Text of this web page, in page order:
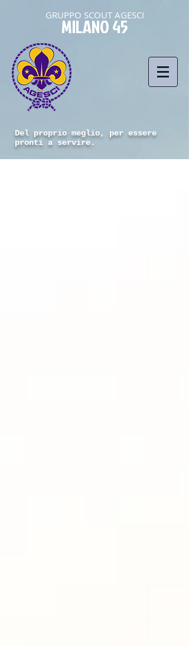
GRUPPO SCOUT AGESCI
MILANO 45
Del proprio meglio, per essere
pronti a servire.